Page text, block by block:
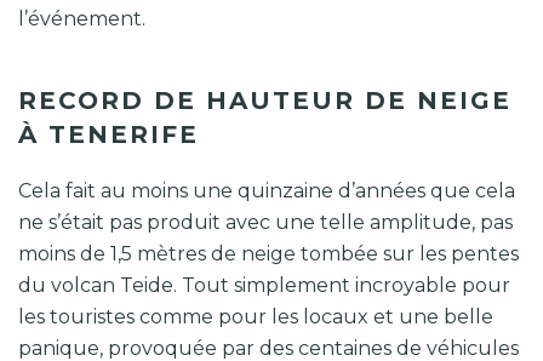
l’événement.
RECORD DE HAUTEUR DE NEIGE
À TENERIFE
Cela fait au moins une quinzaine d’années que cela
ne s’était pas produit avec une telle amplitude, pas
moins de 1,5 mètres de neige tombée sur les pentes
du volcan Teide. Tout simplement incroyable pour
les touristes comme pour les locaux et une belle
panique, provoquée par des centaines de véhicules